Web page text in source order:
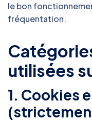
le bon
fréquentation.
utilisées
1. Cookies